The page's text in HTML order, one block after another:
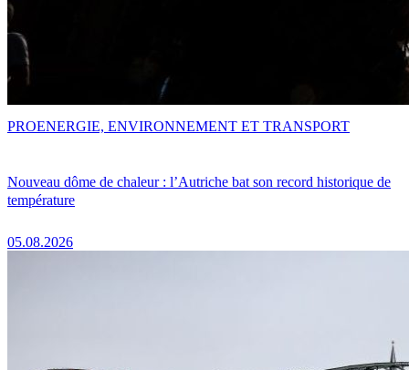
Nouveau dôme de chaleur : l’Autriche bat son record historique de
température
05.08.2026
PROENERGIE, ENVIRONNEMENT ET TRANSPORT